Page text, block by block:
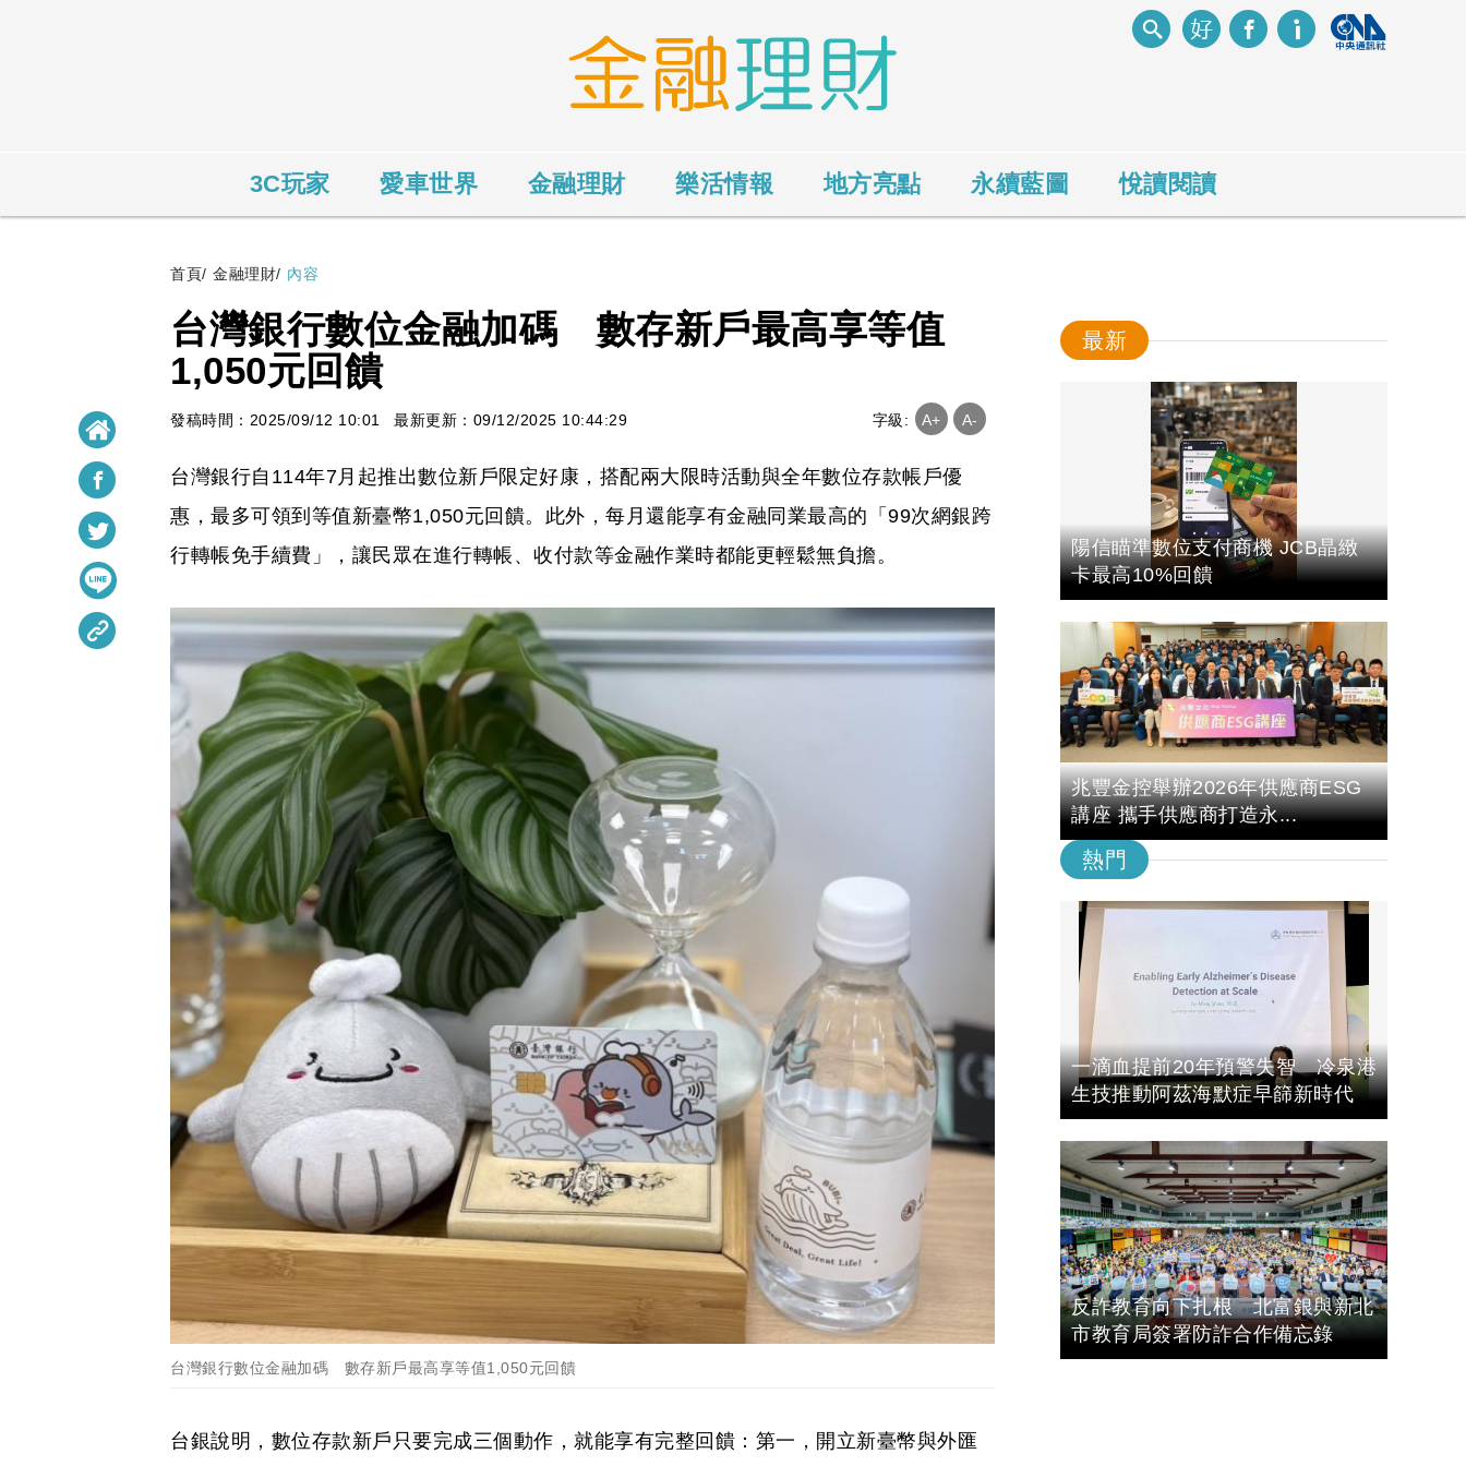
3C玩家 愛車世界 金融理財 樂活情報 地方亮點 永續藍圖 悅讀閱讀
首頁/ 金融理財/ 內容
台灣銀行數位金融加碼 數存新戶最高享等值
1,050元回饋
發稿時間：2025/09/12 10:01 最新更新：09/12/2025 10:44:29 字級: A+ A-
台灣銀行自114年7月起推出數位新戶限定好康，搭配兩大限時活動與全年數位存款帳戶優
惠，最多可領到等值新臺幣1,050元回饋。此外，每月還能享有金融同業最高的「99次網銀跨
行轉帳免手續費」，讓民眾在進行轉帳、收付款等金融作業時都能更輕鬆無負擔。
台灣銀行數位金融加碼 數存新戶最高享等值1,050元回饋
台銀說明，數位存款新戶只要完成三個動作，就能享有完整回饋：第一，開立新臺幣與外匯
最新
陽信瞄準數位支付商機 JCB晶緻
卡最高10%回饋
兆豐金控舉辦2026年供應商ESG
講座 攜手供應商打造永...
熱門
一滴血提前20年預警失智 冷泉港
生技推動阿茲海默症早篩新時代
反詐教育向下扎根 北富銀與新北
市教育局簽署防詐合作備忘錄